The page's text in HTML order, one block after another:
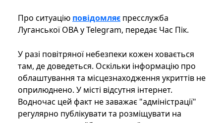
Про ситуацію повідомляє пресслужба
Луганської ОВА у Telegram, передає Час Пік.
У разі повітряної небезпеки кожен ховається
там, де доведеться. Оскільки інформацію про
облаштування та місцезнаходження укриттів не
оприлюднено. У місті відсутня інтернет.
Водночас цей факт не заважає "адміністрації"
регулярно публікувати та розміщувати на